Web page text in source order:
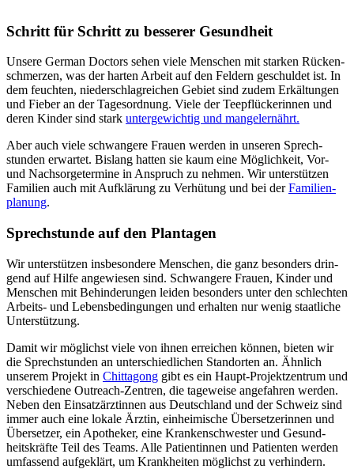
Schritt für Schritt zu besserer Gesundheit
Unsere German Doctors sehen viele Menschen mit starken Rücken­
schmerzen, was der harten Arbeit auf den Feldern geschuldet ist. In
dem feuchten, nieder­schlag­reichen Gebiet sind zudem Erkältungen
und Fieber an der Tage­sordnung. Viele der Tee­pflückerinnen und
deren Kinder sind stark unter­gewichtig und mangel­ernährt.
Aber auch viele schwangere Frauen werden in unseren Sprech­
stunden erwartet. Bislang hatten sie kaum eine Möglich­keit, Vor-
und Nach­sorge­termine in Anspruch zu nehmen. Wir unter­stützen
Familien auch mit Auf­klärung zu Verhü­tung und bei derFamilien­
planung.
Sprech­stunde auf den Plantagen
Wir unter­stützen insbesondere Menschen, die ganz beson­ders drin­
gend auf Hilfe ange­wiesen sind. Schwan­gere Frauen, Kinder und
Menschen mit Behin­derungen leiden beson­ders unter den schlechten
Arbeits- und Lebens­bedingungen und erhalten nur wenig staat­liche
Unter­stützung.
Damit wir möglichst viele von ihnen erreichen können, bieten wir
die Sprech­stunden an unter­schied­lichen Stand­orten an. Ähnlich
unserem Projekt in Chittagong gibt es ein Haupt-Projekt­zentrum und
verschie­dene Outreach-Zentren, die tage­weise ange­fahren werden.
Neben den Einsatz­ärztinnen aus Deutschland und der Schweiz sind
immer auch eine lokale Ärztin, einhei­mische Über­setzerinnen und
Über­setzer, ein Apotheker, eine Kranken­schwester und Gesund­
heits­kräfte Teil des Teams. Alle Patientinnen und Patienten werden
umfassend aufgeklärt, um Krankheiten möglichst zu verhindern.